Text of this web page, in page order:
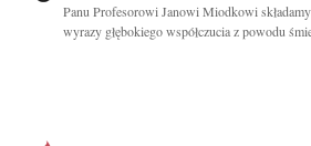
Panu Profesorowi Janowi Miodkowi składamy
wyrazy głębokiego współczucia z powodu